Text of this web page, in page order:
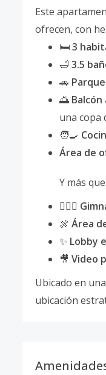
Este
ofrecen, con
🛏️3
🛁 3.5
🚗
🌅 Balcón
una copa
🧑‍🍳
Área de
Y más
🏋🏻‍♂️
🍖 Área
✨ Lobby
🎥 Video
Ubicado en
ubicación